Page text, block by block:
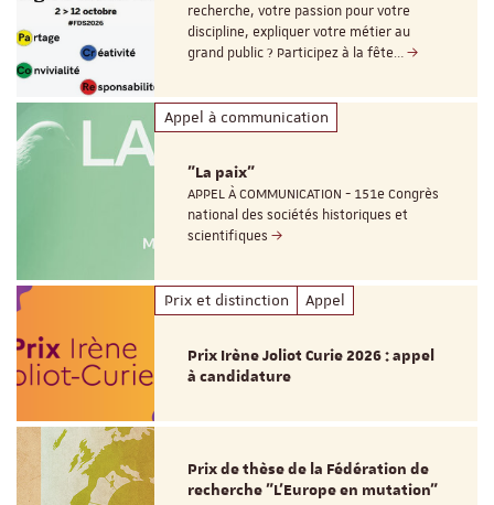
recherche, votre passion pour votre
discipline, expliquer votre métier au
grand public ? Participez à la fête…
Appel à communication
"La paix"
APPEL À COMMUNICATION - 151e Congrès
national des sociétés historiques et
scientifiques
Prix et distinction Appel
Prix Irène Joliot Curie 2026 : appel
à candidature
Prix de thèse de la Fédération de
recherche "L’Europe en mutation"